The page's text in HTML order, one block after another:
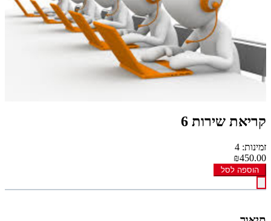
קריאת שירות 6
זמינות: 4
₪450.00
הוספה לסל